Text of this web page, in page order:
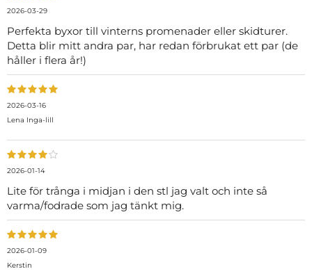
2026-03-29
Perfekta byxor till vinterns promenader eller skidturer.
Detta blir mitt andra par, har redan förbrukat ett par (de
håller i flera år!)
2026-03-16
Lena Inga-lill
2026-01-14
Lite för trånga i midjan i den stl jag valt och inte så
varma/fodrade som jag tänkt mig.
2026-01-09
Kerstin